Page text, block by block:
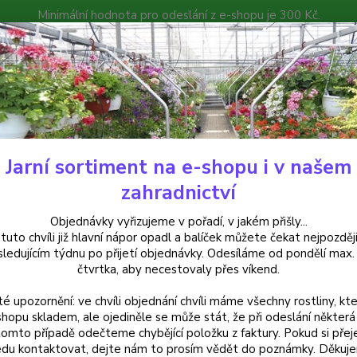
Minimální hodnota pro odeslání z e-shopu je 300 Kč.
můžete čekat nejpozději v následujícím týdnu po přijetí
Poradna Kontakty
Hledat
Begonie Begonie fuchsiová (převislá) červená - 1 ks
fuchsiová (převislá)
květy.
celý
Jarní sortiment na e-shopu i v našem
zahradnictví
Objednávky vyřizujeme v pořadí, v jakém přišly...
chvíli již hlavní nápor opadl a balíček můžete čekat
týdnu po přijetí objednávky. Odesíláme od pondělí
čtvrtka, aby necestovaly přes víkend.
upozornění: ve chvíli objednání chvíli máme všechny rostliny,
skladem, ale ojediněle se může stát, že při odeslání některá
případě odečteme chybějící položku z faktury. Pokud si
kontaktovat, dejte nám to prosím vědět do poznámky.